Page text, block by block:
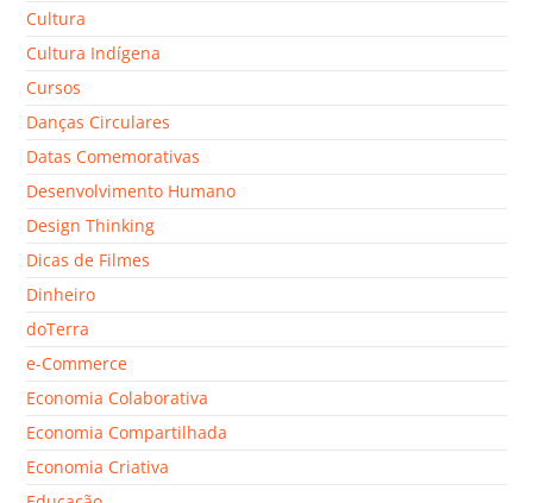
Cultura
Cultura Indígena
Cursos
Danças Circulares
Datas Comemorativas
Desenvolvimento Humano
Design Thinking
Dicas de Filmes
Dinheiro
doTerra
e-Commerce
Economia Colaborativa
Economia Compartilhada
Economia Criativa